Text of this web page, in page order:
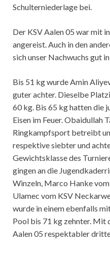
Schulterniederlage bei.
Der KSV Aalen 05 war mit
angereist. Auch in den
sich unser Nachwuchs gut
Bis 51 kg wurde Amin
guter achter. Dieselbe
60 kg. Bis 65 kg hatten die
Eisen im Feuer. Obaidullah
Ringkampfsport betreibt
respektive siebter und
Gewichtsklasse des
gingen an die
Winzeln, Marco Hanke vom
Ulamec vom KSV
wurde in einem ebenfalls
Pool bis 71 kg zehnter. Mit
Aalen 05 respektabler